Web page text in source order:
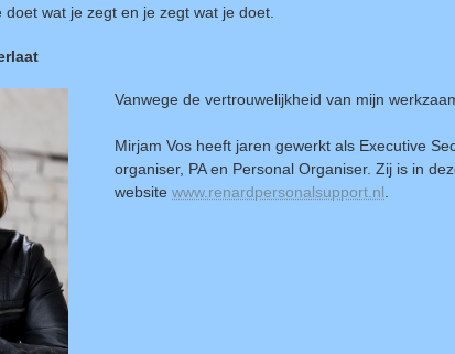
doet wat je zegt en je zegt wat je doet.
Vanwege de vertrouwelijkheid van mijn
Mirjam Vos heeft jaren gewerkt als Executive
organiser, PA en Personal Organiser. Zij is in
website www.renardpersonalsupport.nl.